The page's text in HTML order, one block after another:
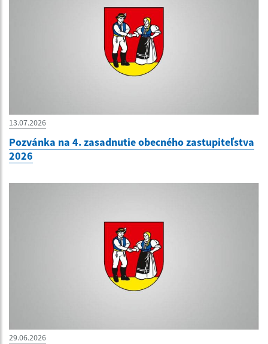
13.07.2026
Pozvánka na 4. zasadnutie obecného zastupiteľstva
2026
29.06.2026